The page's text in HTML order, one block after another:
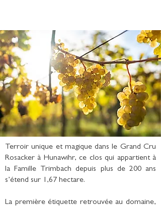
Terroir unique et magique dans le Grand Cru
Rosacker à Hunawihr, ce clos qui appartient à
la Famille Trimbach depuis plus de 200 ans
s’étend sur 1,67 hectare.
La première étiquette retrouvée au domaine,